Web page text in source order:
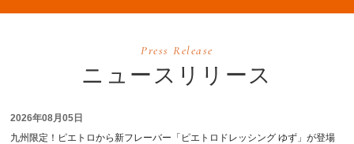
Press Release
ニュースリリース
2026年08月05日
九州限定！ピエトロから新フレーバー「ピエトロドレッシング ゆず」が登場